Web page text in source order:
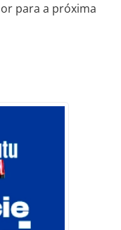
para a próxima